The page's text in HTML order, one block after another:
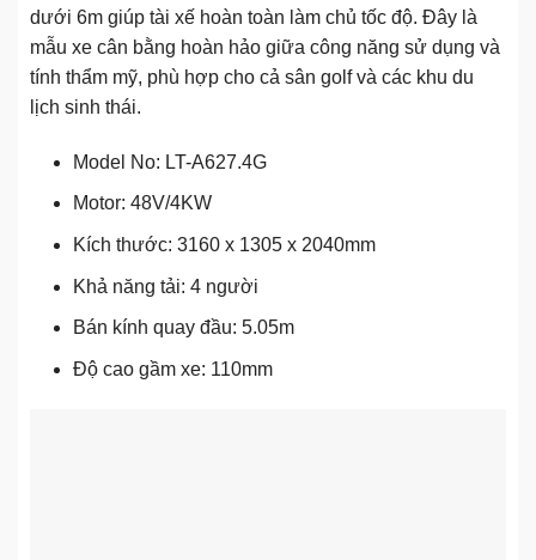
dưới 6m giúp tài xế hoàn toàn làm chủ tốc độ. Đây là
mẫu xe cân bằng hoàn hảo giữa công năng sử dụng và
tính thẩm mỹ, phù hợp cho cả sân golf và các khu du
lịch sinh thái.
Model No: LT-A627.4G
Motor: 48V/4KW
Kích thước: 3160 x 1305 x 2040mm
Khả năng tải: 4 người
Bán kính quay đầu: 5.05m
Độ cao gầm xe: 110mm